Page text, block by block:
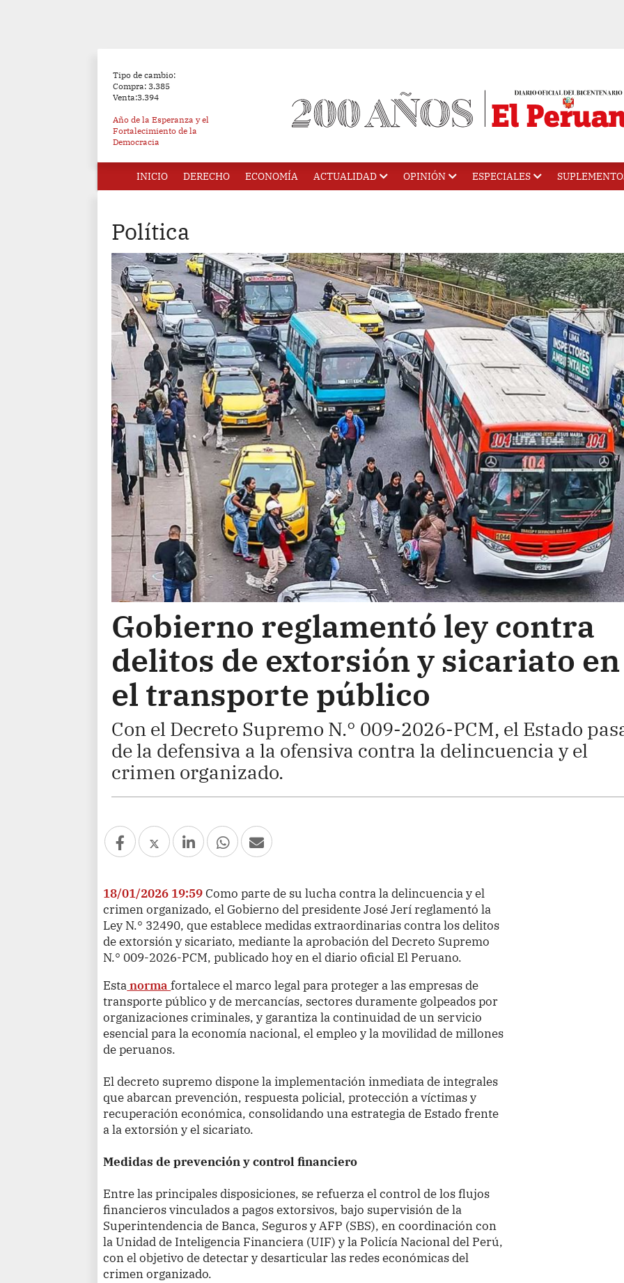
Tipo de cambio:
Compra: 3.385
Venta:3.394
Año de la Esperanza y el
Fortalecimiento de la
Democracia
INICIO DERECHO ECONOMÍA ACTUALIDAD OPINIÓN ESPECIALES
Política
Gobierno reglamentó ley contra
delitos de extorsión y sicariato en
el transporte público
Con el Decreto Supremo N.° 009-2026-PCM, el Estado
de la defensiva a la ofensiva contra la delincuencia y el
crimen organizado.
18/01/2026 19:59Como parte de su lucha contra la delincuencia y el
crimen organizado, el Gobierno del presidente José Jerí reglamentó la
Ley N.° 32490, que establece medidas extraordinarias contra los delitos
de extorsión y sicariato, mediante la aprobación del Decreto Supremo
N.° 009-2026-PCM, publicado hoy en el diario oficial El Peruano.
Estanormafortalece el marco legal para proteger a las empresas de
transporte público y de mercancías, sectores duramente golpeados por
organizaciones criminales, y garantiza la continuidad de un servicio
esencial para la economía nacional, el empleo y la movilidad de millones
de peruanos.
El decreto supremo dispone la implementación inmediata de integrales
que abarcan prevención, respuesta policial, protección a víctimas y
recuperación económica, consolidando una estrategia de Estado frente
a la extorsión y el sicariato.
Medidas de prevención y control financiero
Entre las principales disposiciones, se refuerza el control de los flujos
financieros vinculados a pagos extorsivos, bajo supervisión de la
Superintendencia de Banca, Seguros y AFP (SBS), en coordinación con
la Unidad de Inteligencia Financiera (UIF) y la Policía Nacional del Perú,
con el objetivo de detectar y desarticular las redes económicas del
crimen organizado.